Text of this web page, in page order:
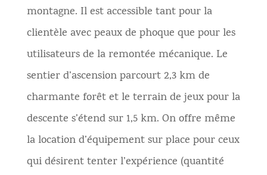
montagne. Il est accessible tant pour la
clientèle avec peaux de phoque que pour les
utilisateurs de la remontée mécanique. Le
sentier d’ascension parcourt 2,3 km de
charmante forêt et le terrain de jeux pour la
descente s’étend sur 1,5 km. On offre même
la location d’équipement sur place pour ceux
qui désirent tenter l’expérience (quantité